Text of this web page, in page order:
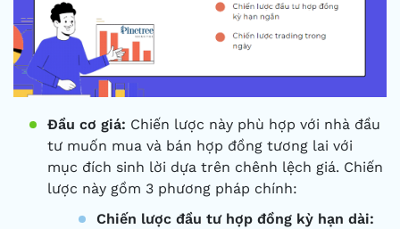
Đầu cơ giá: Chiến lược này phù hợp với nhà đầu
tư muốn mua và bán hợp đồng tương lai với
mục đích sinh lời dựa trên chênh lệch giá. Chiến
lược này gồm 3 phương pháp chính:
Chiến lược đầu tư hợp đồng kỳ hạn dài: